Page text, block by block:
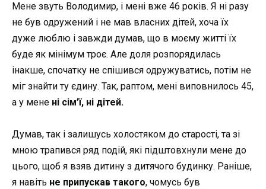
Мене звуть Володимир, і мені вже 46 років. Я ні разу
не був одружений і не мав власних дітей, хоча їх
дуже люблю і завжди думав, що в моєму житті їх
буде як мінімум троє. Але доля розпорядилась
інакше, спочатку не спішився одружуватись, потім не
міг знайти ту єдину. Так, раптом, мені виповнилось 45,
а у мене ні сім’ї, ні дітей.
Думав, так і залишусь холостяком до старості, та зі
мною трапився ряд подій, які підштовхнули мене до
цього, щоб я взяв дитину з дитячого будинку. Раніше,
я навіть не припускав такого, чомусь був